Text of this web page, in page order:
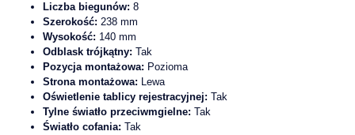
Liczba biegunów: 8
Szerokość: 238 mm
Wysokość: 140 mm
Odblask trójkątny: Tak
Pozycja montażowa: Pozioma
Strona montażowa: Lewa
Oświetlenie tablicy rejestracyjnej: Tak
Tylne światło przeciwmgielne: Tak
Światło cofania: Tak